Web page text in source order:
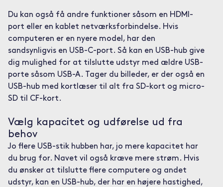
Du kan også få andre funktioner såsom en HDMI-
port eller en kablet netværksforbindelse. Hvis
computeren er en nyere model, har den
sandsynligvis en USB-C-port. Så kan en USB-hub give
dig mulighed for at tilslutte udstyr med ældre USB-
porte såsom USB-A. Tager du billeder, er der også en
USB-hub med kortlæser til alt fra SD-kort og micro-
SD til CF-kort.
Vælg kapacitet og udførelse ud fra
behov
Jo flere USB-stik hubben har, jo mere kapacitet har
du brug for. Navet vil også kræve mere strøm. Hvis
du ønsker at tilslutte flere computere og andet
udstyr, kan en USB-hub, der har en højere hastighed,